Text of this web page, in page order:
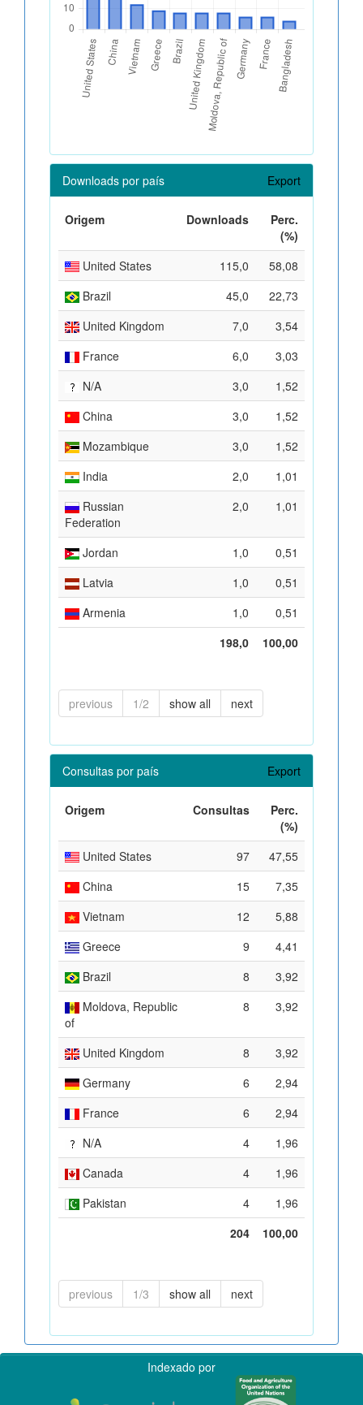
Downloads por país Export
Origem Downloads
Perc.
(%)
United States
115,0
58,08
Brazil
45,0
22,73
United Kingdom
7,0
3,54
France
6,0
3,03
N/A
3,0
1,52
China
3,0
1,52
Mozambique
3,0
1,52
India
2,0
1,01
Russian
Federation
2,0 1,01
Jordan 1,0
0,51
Latvia
1,0
0,51
Armenia
1,0
0,51
198,0
100,00
previous 1/2 show all next
Consultas por país Export
Origem Consultas
Perc.
(%)
United States
97
47,55
China
15
7,35
Vietnam
12
5,88
Greece
9
4,41
Brazil
8
3,92
Moldova, Republic
of
8 3,92
United Kingdom 8
3,92
Germany
6
2,94
France
6
2,94
N/A
4
1,96
Canada
4
1,96
Pakistan
4
1,96
204
100,00
previous 1/3 show all next
Indexado por